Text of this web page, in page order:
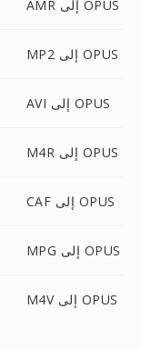
AMR إلى OPUS
MP2 إلى OPUS
AVI إلى OPUS
M4R إلى OPUS
CAF إلى OPUS
MPG إلى OPUS
M4V إلى OPUS